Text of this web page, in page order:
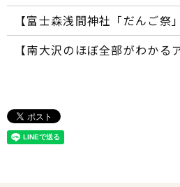
【富士森浅間神社「だんご祭」
【南大沢のほぼ全部がわかる